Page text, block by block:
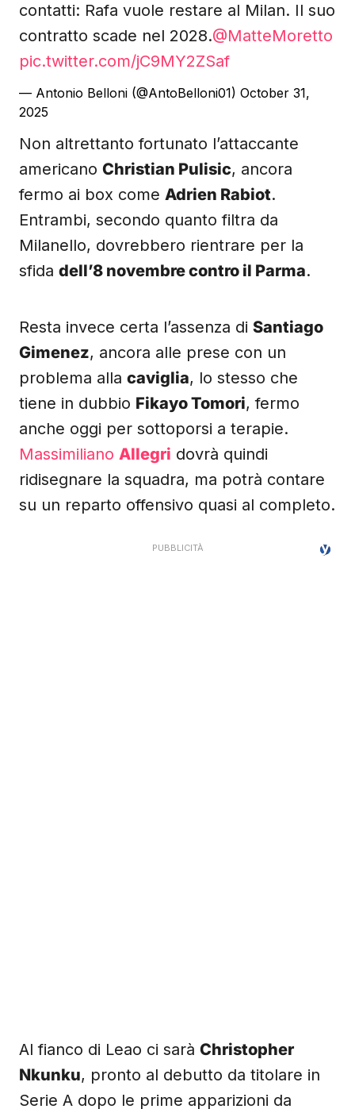
contatti: Rafa vuole restare al Milan. Il suo
contratto scade nel 2028.@MatteMoretto
pic.twitter.com/jC9MY2ZSaf
— Antonio Belloni (@AntoBelloni01) October 31,
2025
Non altrettanto fortunato l’attaccante
americano Christian Pulisic, ancora
fermo ai box come Adrien Rabiot.
Entrambi, secondo quanto filtra da
Milanello, dovrebbero rientrare per la
sfida dell’8 novembre contro il Parma.
Resta invece certa l’assenza di Santiago
Gimenez, ancora alle prese con un
problema alla caviglia, lo stesso che
tiene in dubbio Fikayo Tomori, fermo
anche oggi per sottoporsi a terapie.
Massimiliano Allegri dovrà quindi
ridisegnare la squadra, ma potrà contare
su un reparto offensivo quasi al completo.
Al fianco di Leao ci sarà Christopher
Nkunku, pronto al debutto da titolare in
Serie A dopo le prime apparizioni da